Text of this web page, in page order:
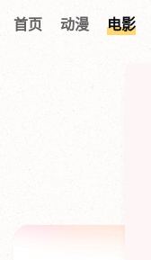
首页 动漫 电影